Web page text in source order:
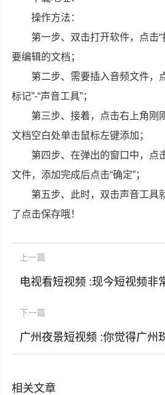
操作方法：
第一步、双击打开软件，点击
要编辑的文档；
第二步、需要插入音频文件，
标记”-“声音工具”；
第三步、接着，点击右上角刚
文档空白处单击鼠标左键添加；
第四步、在弹出的窗口中，点
文件，添加完成后点击“确定”；
第五步、此时，双击声音工具
了点击保存哦！
上一篇
下一篇
相关文章